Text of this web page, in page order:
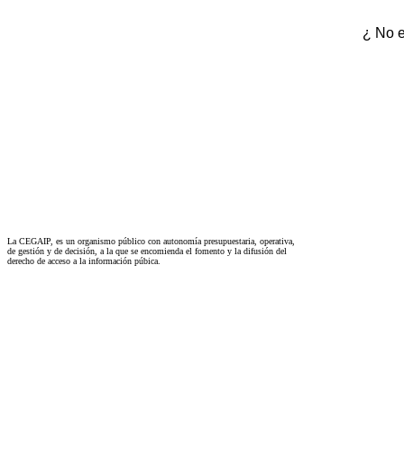
¿ No
La CEGAIP, es un organismo público con autonomía presupuestaria, operativa,
de gestión y de decisión, a la que se encomienda el fomento y la difusión del
derecho de acceso a la información púbica.